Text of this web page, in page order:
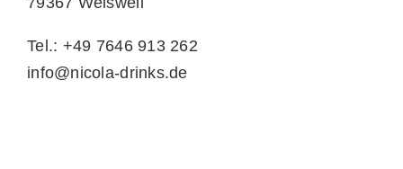
Tel.: +49 7646 913 262
info@nicola-drinks.de